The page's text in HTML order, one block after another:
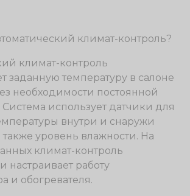
климат-контроль
заданную температуру в салоне
необходимости постоянной
использует датчики для
внутри и снаружи
также уровень влажности. На
климат-контроль
настраивает работу
и обогревателя.